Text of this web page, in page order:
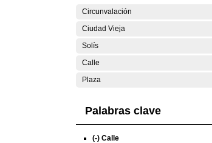
Circunvalación
Ciudad Vieja
Solís
Calle
Plaza
Palabras clave
(-) Calle